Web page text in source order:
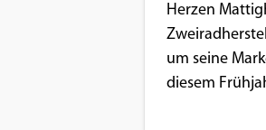
Herzen
um seine
diesem